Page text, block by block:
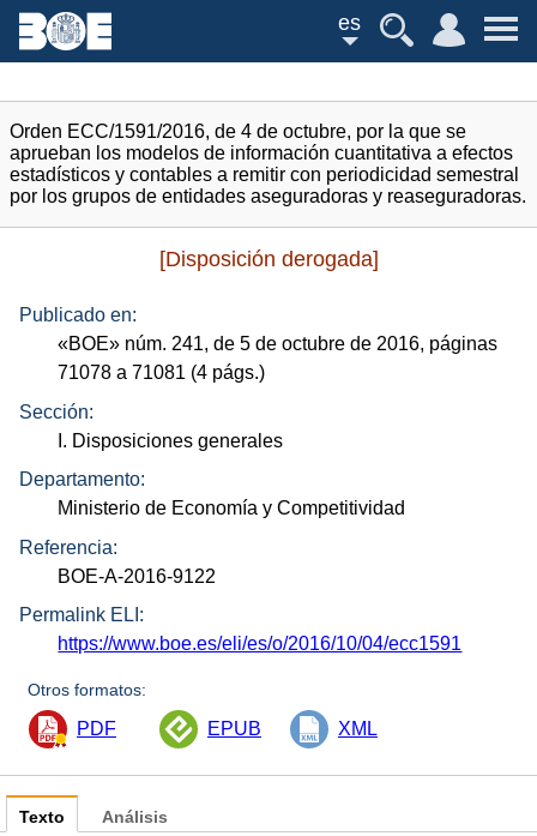
es
Orden ECC/1591/2016, de 4 de octubre, por la que se
aprueban los modelos de información cuantitativa a efectos
estadísticos y contables a remitir con periodicidad semestral
por los grupos de entidades aseguradoras y reaseguradoras.
[Disposición derogada]
Publicado en:
«BOE» núm. 241, de 5 de octubre de 2016, páginas
71078 a 71081 (4 págs.)
Sección:
I. Disposiciones generales
Departamento:
Ministerio de Economía y Competitividad
Referencia:
BOE-A-2016-9122
Permalink ELI:
https://www.boe.es/eli/es/o/2016/10/04/ecc1591
Otros formatos:
PDF EPUB XML
Texto Análisis